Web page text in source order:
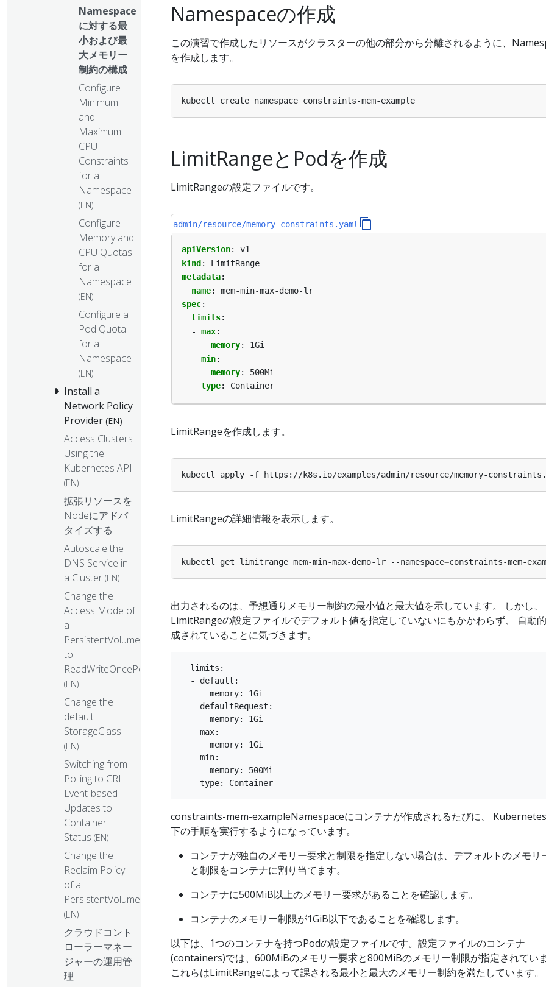
Namespace
に対する最
小および最
大メモリー
制約の構成
Configure
Minimum
and
Maximum
CPU
Constraints
for a
Namespace
(EN)
Configure
Memory and
CPU Quotas
for a
Namespace
(EN)
Configure a
Pod Quota
for a
Namespace
(EN)
Install a
Network Policy
Provider (EN)
Access Clusters
Using the
Kubernetes API
(EN)
拡張リソースを
Nodeにアドバ
タイズする
Autoscale the
DNS Service in
a Cluster (EN)
Change the
Access Mode of
a
PersistentVolume
to
ReadWriteOncePod
(EN)
Change the
default
StorageClass
(EN)
Switching from
Polling to CRI
Event-based
Updates to
Container
Status (EN)
Change the
Reclaim Policy
of a
PersistentVolume
(EN)
クラウドコント
ローラーマネー
ジャーの運用管
理
Namespaceの作成
この演習で作成したリソースがクラスターの他の部分から分離されるように、
を作成します。
LimitRangeとPodを作成
LimitRangeの設定ファイルです。
admin/resource/memory-constraints.yaml
apiVersion:
v1
kind :
LimitRange
metadata:
name:
mem-min-max-demo-lr
spec:
limits:
- max:
memory:
1Gi
min:
memory:
500Mi
type: Container
LimitRangeを作成します。
kubectl apply -f https://k8s.io/examples/admin/resource/memory-
LimitRangeの詳細情報を表示します。
kubectl get limitrange mem-min-max-demo-lr --namespace=constraints-mem-
出力されるのは、予想通りメモリー制約の最小値と最大値を示しています。 しかし、
LimitRangeの設定ファイルでデフォルト値を指定していないにもかかわらず、 自動
成されていることに気づきます。
  limits:
  - default:
      memory: 1Gi
    defaultRequest:
      memory: 1Gi
    max:
      memory: 1Gi
    min:
      memory: 500Mi
constraints-mem-exampleNamespaceにコンテナが作成されるたびに、
下の手順を実行するようになっています。
コンテナが独自のメモリー要求と制限を指定しない場合は、デフォルトのメモリ
と制限をコンテナに割り当てます。
コンテナに500MiB以上のメモリー要求があることを確認します。
コンテナのメモリー制限が1GiB以下であることを確認します。
以下は、1つのコンテナを持つPodの設定ファイルです。設定ファイルのコンテナ
(containers)では、600MiBのメモリー要求と800MiBのメモリー制限が指定されてい
これらはLimitRangeによって課される最小と最大のメモリー制約を満たしています。